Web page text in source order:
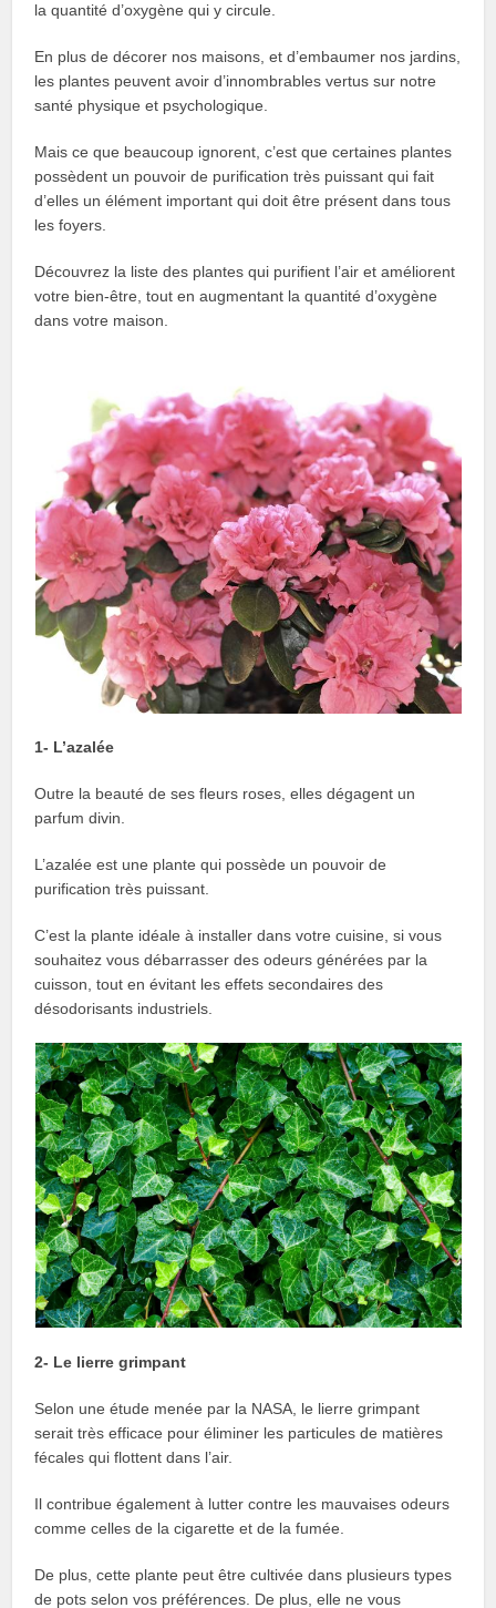
la quantité d’oxygène qui y circule.
En plus de décorer nos maisons, et d’embaumer nos jardins,
les plantes peuvent avoir d’innombrables vertus sur notre
santé physique et psychologique.
Mais ce que beaucoup ignorent, c’est que certaines plantes
possèdent un pouvoir de purification très puissant qui fait
d’elles un élément important qui doit être présent dans tous
les foyers.
Découvrez la liste des plantes qui purifient l’air et améliorent
votre bien-être, tout en augmentant la quantité d’oxygène
dans votre maison.
1- L’azalée
Outre la beauté de ses fleurs roses, elles dégagent un
parfum divin.
L’azalée est une plante qui possède un pouvoir de
purification très puissant.
C’est la plante idéale à installer dans votre cuisine, si vous
souhaitez vous débarrasser des odeurs générées par la
cuisson, tout en évitant les effets secondaires des
désodorisants industriels.
2- Le lierre grimpant
Selon une étude menée par la NASA, le lierre grimpant
serait très efficace pour éliminer les particules de matières
fécales qui flottent dans l’air.
Il contribue également à lutter contre les mauvaises odeurs
comme celles de la cigarette et de la fumée.
De plus, cette plante peut être cultivée dans plusieurs types
de pots selon vos préférences. De plus, elle ne vous